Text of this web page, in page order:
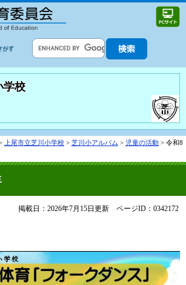
学校
上尾市立芝川小学校 > 芝川小アルバム > 児童の活動 > 令和8
掲載日：2026年7月15日更新 ページID：0342172